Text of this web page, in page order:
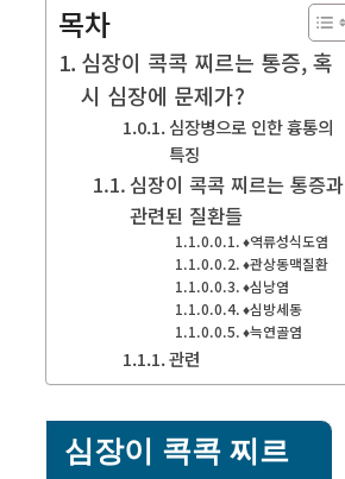
목차
심장이 콕콕 찌르는 통증, 혹
시 심장에 문제가?
심장병으로 인한 흉통의
특징
심장이 콕콕 찌르는 통증과
관련된 질환들
♦역류성식도염
♦관상동맥질환
♦심낭염
♦심방세동
♦늑연골염
관련
심장이 콕콕 찌르